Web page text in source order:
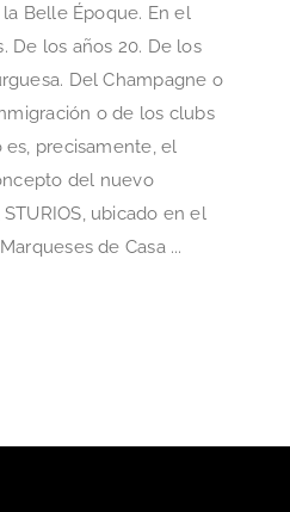
Belle Époque. En el
De los años 20. De los
Del Champagne o
o de los clubs
es, precisamente, el
del nuevo
ubicado en el
de Casa ...